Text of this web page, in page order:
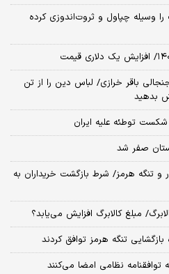
را وسیله چپاول و ثروت‌اندوزی کرده
باقر خرازی/ لباس دین را از تن
بدهید
صفر شد
و تنگه هرمز/ شرط بازگشت خریداران به
مبلغ کالابرگ افزایش می‌یابد؟
بازگشایی تنگه هرمز توافق کردند